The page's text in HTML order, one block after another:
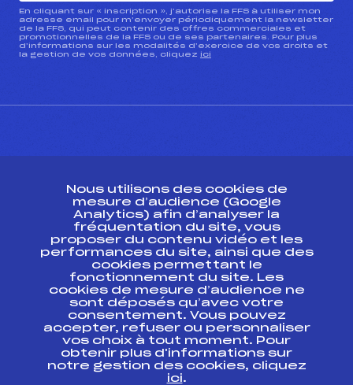
En cliquant sur « inscription », j’autorise la FFS à utiliser mon
adresse email pour m’envoyer périodiquement la newsletter
de la FFS, qui peut contenir des offres commerciales et
promotionnelles de la FFS ou de ses partenaires. Pour plus
d’informations sur les modalités d’exercice de vos droits et
la gestion de vos données, cliquez ici
Ressources
Pass’Neige
Projet sportif fédéral
Projet de performance fédéral
Antidopage
Pôle Développement, Formation, Suivi
Scientifique
Listes ministérielles
Pôle vie de l’athlète
Nous utilisons des cookies de
mesure d’audience (Google
Analytics) afin d’analyser la
fréquentation du site, vous
proposer du contenu vidéo et les
performances du site, ainsi que des
cookies permettant le
fonctionnement du site. Les
cookies de mesure d’audience ne
sont déposés qu’avec votre
consentement. Vous pouvez
accepter, refuser ou personnaliser
vos choix à tout moment. Pour
obtenir plus d'informations sur
notre gestion des cookies, cliquez
ici.